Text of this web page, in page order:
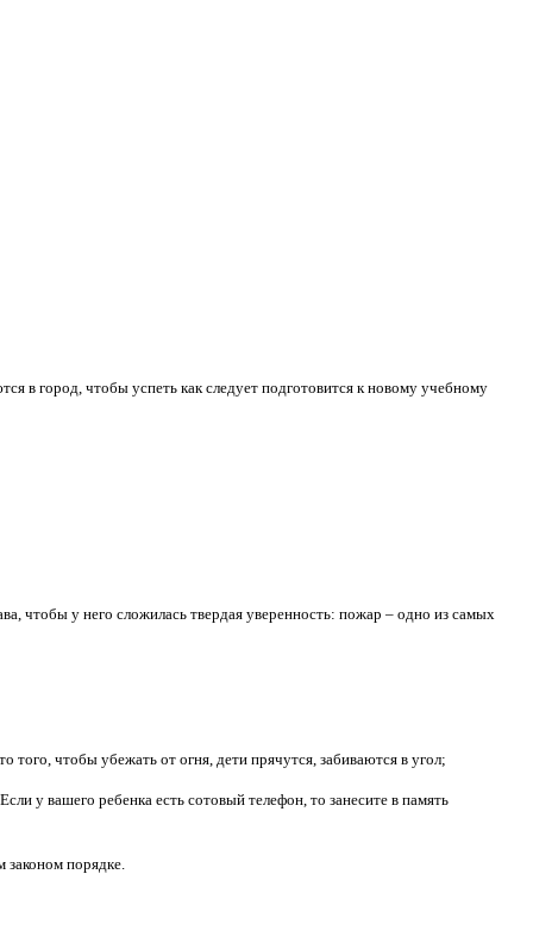
в город, чтобы успеть как следует подготовится к новому учебному
чтобы у него сложилась твердая уверенность: пожар – одно из самых
того, чтобы убежать от огня, дети прячутся, забиваются в угол;
у вашего ребенка есть сотовый телефон, то занесите в память
законом порядке.